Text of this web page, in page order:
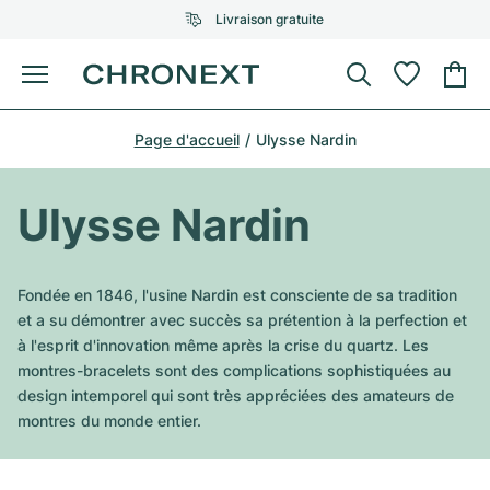
Livraison gratuite
Menu
Acheter une montre
UNE SÉLECTION D'EXCEPTION
Tous les modèles Rolex
Modèles les plus vendus
Omega
Tous les modèles Omega
Modèles les plus vendus
Patek Philippe
Tous les modèles Patek Philippe
Audemars Piguet
Cartier
Bijoux
UNE SÉLECTION D'EXCEPTION
Tiffany
Louis Vuitton
Gebauer & Gebauer
Van Cleef & Arpels
Nouveautés
Page d'accueil Ulysse Nardin
Ulysse Nardin
Fondée en 1846, l'usine Nardin est consciente de sa tradition
et a su démontrer avec succès sa prétention à la perfection et
à l'esprit d'innovation même après la crise du quartz. Les
montres-bracelets sont des complications sophistiquées au
design intemporel qui sont très appréciées des amateurs de
montres du monde entier.